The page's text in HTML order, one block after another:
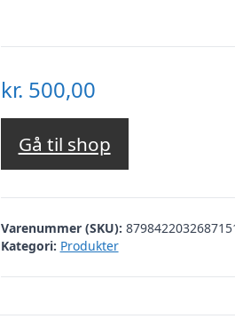
kr. 500,00
Gå til shop
Varenummer (SKU):
Kategori: Produkter